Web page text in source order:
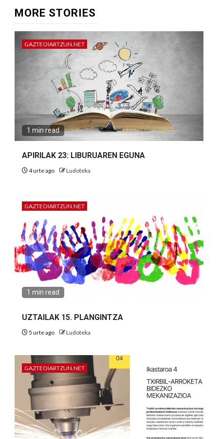
MORE STORIES
GAZTEOIARTZUN.NET
1 min read
APIRILAK 23: LIBURUAREN EGUNA
4 urte ago Ludoteka
GAZTEOIARTZUN.NET
1 min read
UZTAILAK 15. PLANGINTZA
5 urte ago Ludoteka
GAZTEOIARTZUN.NET